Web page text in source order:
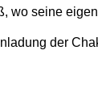
wo seine
der